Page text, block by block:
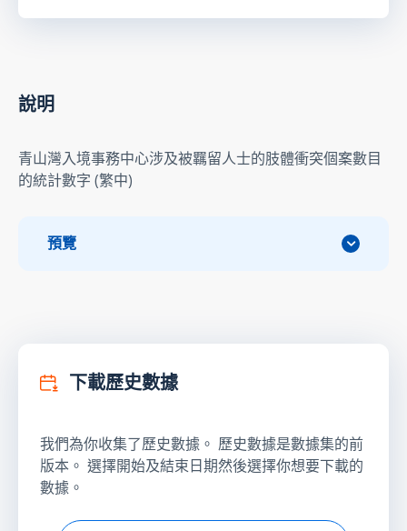
說明
青山灣入境事務中心涉及被羈留人士的肢體衝突個案數目
的統計數字 (繁中)
預覽
下載歷史數據
我們為你收集了歷史數據。 歷史數據是數據集的前
版本。 選擇開始及結束日期然後選擇你想要下載的
數據。